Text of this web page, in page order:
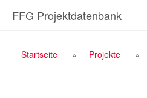
InhaltFFG Projektdatenbank
Breadcrumb
Startseite Projekte